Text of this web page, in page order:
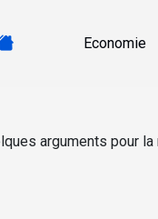
Economie
arguments pour